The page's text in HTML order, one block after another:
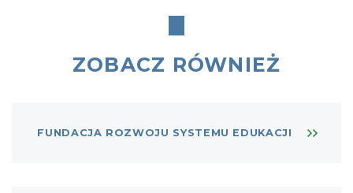
ZOBACZ RÓWNIEŻ
FUNDACJA ROZWOJU SYSTEMU EDUKACJI